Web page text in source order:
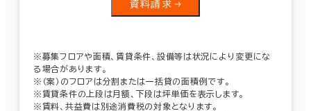
資料請求
※募集フロアや面積、賃貸条件、設備等は状況により変更にな
る場合があります。
※（案）のフロアは分割または一括貸の面積例です。
※賃貸条件の上段は月額、下段は坪単価を表示します。
※賃料、共益費は別途消費税の対象となります。